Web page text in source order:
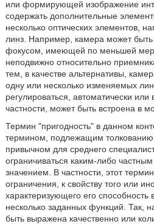
или формирующей изображение
содержать дополнительные
несколько оптических элементов,
линз. Например, камера может
фокусом, имеющей по меньшей
неподвижно относительно
тем, в качестве альтернативы,
одну или несколько изменяемых
регулироваться, автоматически
частности, может быть встроена в
Термин "пригодность" в данном
термином, подлежащим толкованию
привычном для среднего
ограничиваться каким-либо
значением. В частности, этот
ограничения, к свойству того или
характеризующего его способность
несколько заданных функций. Так,
быть выражена качественно или